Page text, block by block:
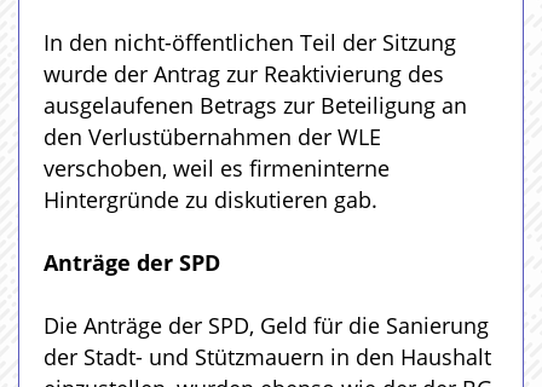
In den nicht-öffentlichen Teil der Sitzung
wurde der Antrag zur Reaktivierung des
ausgelaufenen Betrags zur Beteiligung an
den Verlustübernahmen der WLE
verschoben, weil es firmeninterne
Hintergründe zu diskutieren gab.
Anträge der SPD
Die Anträge der SPD, Geld für die Sanierung
der Stadt- und Stützmauern in den Haushalt